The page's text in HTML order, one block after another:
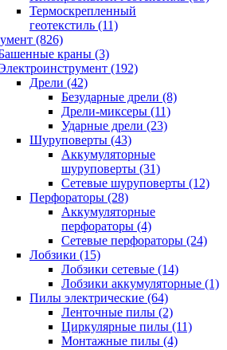
Термоскрепленный
геотекстиль (11)
(826)
краны (3)
(192)
Дрели (42)
Безударные дрели (8)
Дрели-миксеры (11)
Ударные дрели (23)
Шуруповерты (43)
Аккумуляторные
шуруповерты (31)
Сетевые шуруповерты (12)
Перфораторы (28)
Аккумуляторные
перфораторы (4)
Сетевые перфораторы (24)
Лобзики (15)
Лобзики сетевые (14)
Лобзики аккумуляторные (1)
Пилы электрические (64)
Ленточные пилы (2)
Циркулярные пилы (11)
Монтажные пилы (4)